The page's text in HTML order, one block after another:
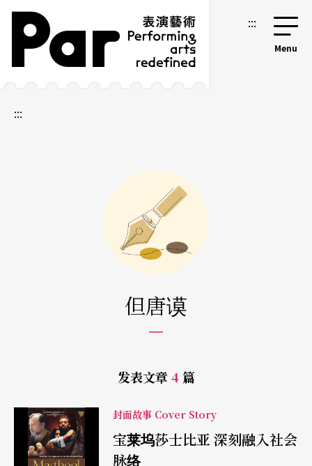
跳到主要内容区块
网站导览 :::
:::
但唐谟
发表文章 4 篇
封面故事 Cover Story
宝莱坞莎士比亚 深刻融入社会
脉络